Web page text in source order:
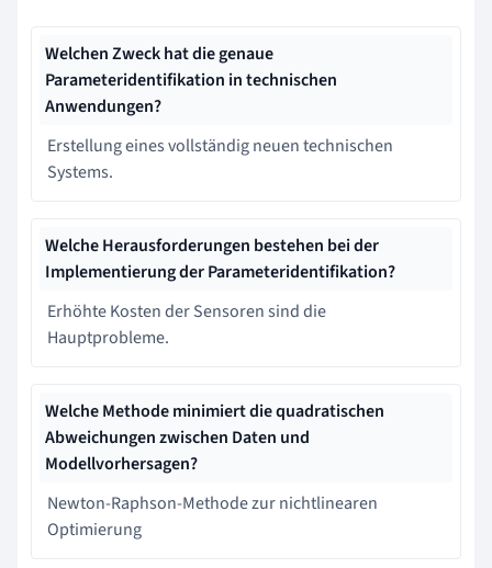
Welchen Zweck hat die genaue
Parameteridentifikation in technischen
Anwendungen?
Erstellung eines vollständig neuen technischen
Systems.
Welche Herausforderungen bestehen bei der
Implementierung der Parameteridentifikation?
Erhöhte Kosten der Sensoren sind die
Hauptprobleme.
Welche Methode minimiert die quadratischen
Abweichungen zwischen Daten und
Modellvorhersagen?
Newton-Raphson-Methode zur nichtlinearen
Optimierung